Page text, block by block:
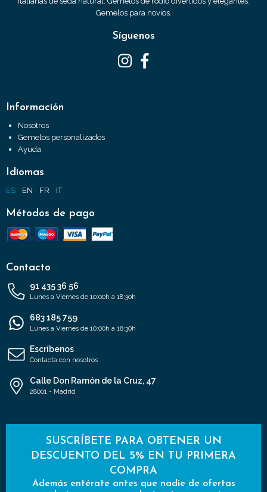
Gemelos para novios.
Síguenos
Información
Nosotros
Gemelos personalizados
Ayuda
Idiomas
ES EN FR IT
Métodos de pago
Contacto
91 435 36 56
Lunes a Viernes de 10:00h a 18:30h
683 185 759
Lunes a Viernes de 10:00h a 18:30h
Escríbenos
Contacta con nosotros
Calle Don Ramón de la Cruz, 47
28001 - Madrid
SUSCRÍBETE PARA OBTENER UN
DESCUENTO DEL 5% EN TU PRIMERA
COMPRA
Además entérate antes que nadie de ofertas